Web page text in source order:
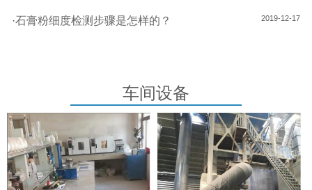
2019-12-17
·石膏粉细度检测步骤是怎样的？
车间设备